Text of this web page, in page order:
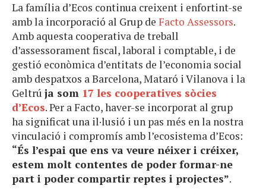
La família d’Ecos continua creixent i enfortint-se
amb la incorporació al Grup de Facto Assessors.
Amb aquesta cooperativa de treball
d’assessorament fiscal, laboral i comptable, i de
gestió econòmica d’entitats de l’economia social
amb despatxos a Barcelona, Mataró i Vilanova i la
Geltrú ja som 17 les cooperatives sòcies
d’Ecos. Per a Facto, haver-se incorporat al grup
ha significat una il·lusió i un pas més en la nostra
vinculació i compromís amb l’ecosistema d’Ecos:
“És l’espai que ens va veure néixer i créixer,
estem molt contentes de poder formar-ne
part i poder compartir reptes i projectes”.